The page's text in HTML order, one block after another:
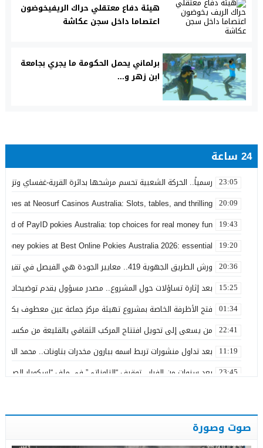
هيئة دفاع معتقلي حراك الريفيخوضون
اعتصاما داخل سجن عكاشة
برلماني يحمل الحكومة ما يجري بجامعة
ابن زهر و...
24 ساعة
23:05 رسمياً.. الحركة الشعبية تحسم مرشحها بدائرة القرية-غفساي
20:09
at Neosurf Casinos Australia: Slots, tables, and thrilling
19:43
of PayID pokies Australia: top choices for real money fun
19:20
pokies at Best Online Pokies Australia 2026: essential
20:36 ورش الطريق الجهوية 419.. معايير الجودة هي الفيصل في تقييم مشاريع البنية التحتية
15:25 بعد إثارة تساؤلات حول المشروع.. مصدر مسؤول يقدم توضيحات
01:34 فتح الأظرفة الخاصة بمشروع تهيئة مركز جماعة عين معطوف بكلفة تناهز 22.86
22:41 من يسعى إلى تحويل افتتاح المركب الثقافي بالقليعة من مكسب
11:19 بعد تداول منشورات تربط اسمه ببارون مخدرات بتاونات.. محمد
23:45 بعد سنوات من الفرار.. توقيف “التاوناتي” في ملف “إسكوبار
22:35 وعكة صحية تُغيب رئيس المجلس الإقليمي لتاونات عن احتفالات
19:28 عامل إقليم تاونات يشرف على إعطاء انطلاقة مشاريع تنمويةصوت وصورة